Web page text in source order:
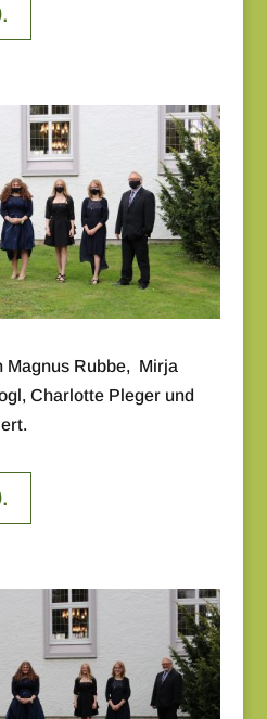
Magnus Rubbe, Mirja
Charlotte Pleger und